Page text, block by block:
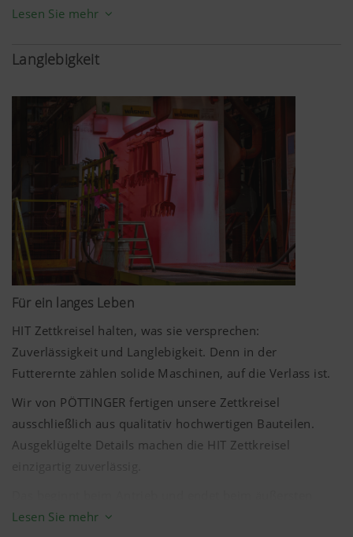
Arbeitsbreite. Das Futter wird vollflächig sauber
und optimalen, unkrautfreien Aufwuchs des Bestandes.
Lesen Sie mehr
Langlebigkeit
Für ein langes Leben
HIT Zettkreisel halten, was sie versprechen:
Zuverlässigkeit und Langlebigkeit. Denn in der
Futterernte zählen solide Maschinen, auf die Verlass ist.
Wir von PÖTTINGER fertigen unsere Zettkreisel
ausschließlich aus qualitativ hochwertigen Bauteilen.
Ausgeklügelte Details machen die HIT Zettkreisel
Zinken. Kraftschlüssige Einfach- und Doppelgelenke,
Lesen Sie mehr